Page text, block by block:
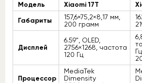
Модель Xiaomi 17T
Габариты
157,6×75,2×8,17 мм,
200 грамм
Дисплей
6.59", OLED,
2756×1268, частота
120 Гц
Процессор
MediaTek
Dimensity